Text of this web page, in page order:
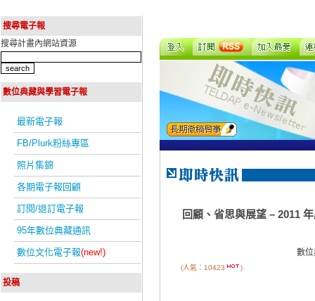
搜尋電子報
搜尋計畫內網站資源
數位典藏與學習電子報
最新電子報
FB/Plurk粉絲專區
照片集錦
各期電子報回顧
訂閱/退訂電子報
95年數位典藏通訊
數位文化電子報(new!)
投稿
回顧、省思與展望 – 2011
數
(人氣：10423 )